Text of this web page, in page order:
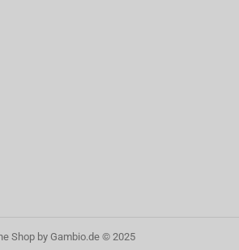
Shop by Gambio.de © 2025